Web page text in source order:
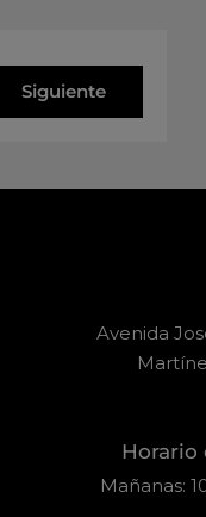
Siguiente
Avenida
Horario
Mañanas: